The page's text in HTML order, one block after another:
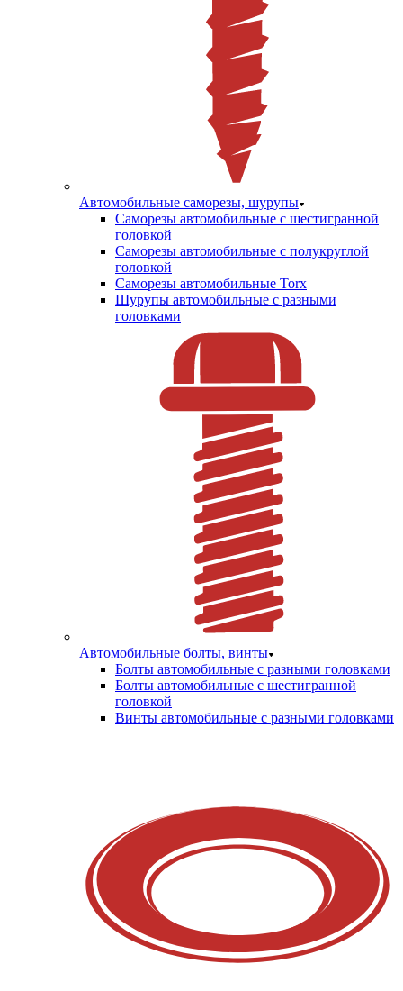
Автомобильные саморезы, шурупы
Саморезы автомобильные с шестигранной
головкой
Саморезы автомобильные с полукруглой
головкой
Саморезы автомобильные Torx
Шурупы автомобильные с разными
головками
Автомобильные болты, винты
Болты автомобильные с разными головками
Болты автомобильные с шестигранной
головкой
Винты автомобильные с разными головками